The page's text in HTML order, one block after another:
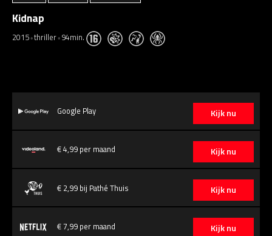
Kidnap
2015 thriller 94min.
Kijk nu
Google Play
Kijk nu
€ 4,99 per maand
Kijk nu
€ 2,99 bij Pathé Thuis
Kijk nu
€ 7,99 per maand